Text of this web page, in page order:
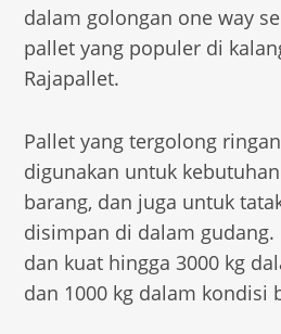
dalam golongan one way
pallet yang populer di
Rajapallet.
Pallet yang tergolong
digunakan untuk
barang, dan juga untuk
disimpan di dalam gudang.
dan kuat hingga 3000 kg
dan 1000 kg dalam kondisi